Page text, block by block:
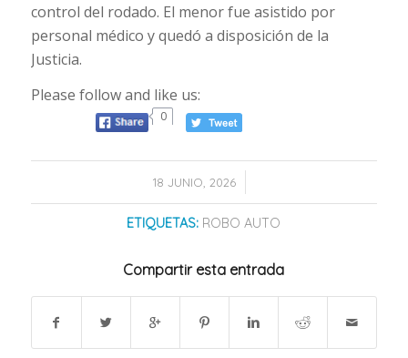
control del rodado. El menor fue asistido por
personal médico y quedó a disposición de la
Justicia.
Please follow and like us:
0
18 JUNIO, 2026
/
ETIQUETAS: ROBO AUTO
Compartir esta entrada